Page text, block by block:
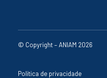
© Copyright – ANIAM 2026
Política de privacidade